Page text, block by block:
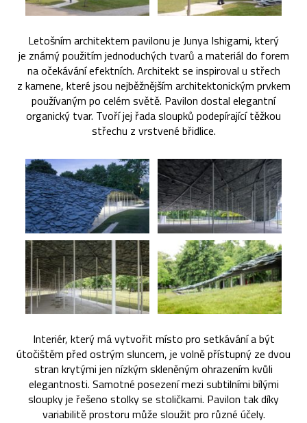
Letošním architektem pavilonu je Junya Ishigami, který
je známý použitím jednoduchých tvarů a materiál do forem
na očekávání efektních. Architekt se inspiroval u střech
z kamene, které jsou nejběžnějším architektonickým prvkem
používaným po celém světě. Pavilon dostal elegantní
organický tvar. Tvoří jej řada sloupků podepírající těžkou
střechu z vrstvené břidlice.
Interiér, který má vytvořit místo pro setkávání a být
útočištěm před ostrým sluncem, je volně přístupný ze dvou
stran krytými jen nízkým skleněným ohrazením kvůli
elegantnosti. Samotné posezení mezi subtilními bílými
sloupky je řešeno stolky se stoličkami. Pavilon tak díky
variabilitě prostoru může sloužit pro různé účely.